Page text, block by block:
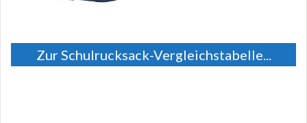
Zur Schulrucksack-Vergleichstabelle...